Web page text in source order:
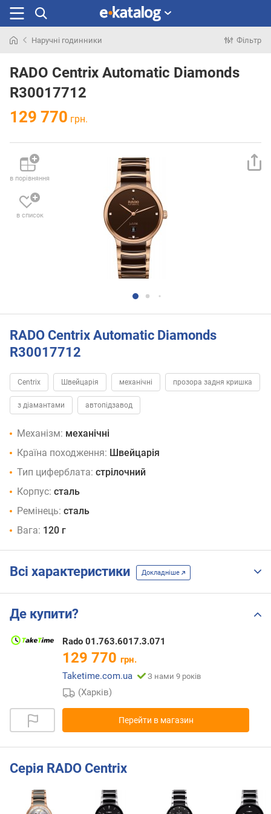
раніше
Наручні годинники Фільтр
RADO Centrix Automatic Diamonds
R30017712
129 770 грн.
в порівняння
в список
RADO Centrix Automatic Diamonds
R30017712
Centrix Швейцарія механічні прозора задня кришка
з діамантами автопідзавод
Механізм: механічні
Країна походження: Швейцарія
Тип циферблата: стрілочний
Корпус: сталь
Ремінець: сталь
Вага: 120 г
Всі характеристики Докладніше
Де купити?
Rado 01.763.6017.3.071
129 770 грн.
Taketime.com.ua
З нами 9 років
(Харків)
Перейти в магазин
Серія RADO Centrix